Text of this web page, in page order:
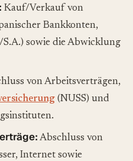
Kauf/Verkauf von
Bankkonten,
sowie die Abwicklung
von Arbeitsverträgen,
(NUSS) und
Abschluss von
Internet sowie